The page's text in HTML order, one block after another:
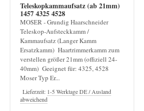
Teleskopkammaufsatz (ab 21mm)
1457 4325 4528
MOSER - Grundig Haarschneider
Teleskop-Aufsteckkamm /
Kammaufsatz (Langer Kamm
Ersatzkamm) Haartrimmerkamm zum
verstellen größer 21mm (offiziell 24-
40mm) Geeignet für: 4325, 4528
Moser Typ Er...
Lieferzeit: 1-5 Werktage DE / Ausland
abweichend